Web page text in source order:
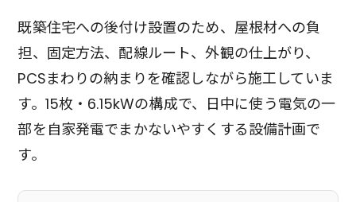
既築住宅への後付け設置のため、屋根材への負
担、固定方法、配線ルート、外観の仕上がり、
PCSまわりの納まりを確認しながら施工していま
す。15枚・6.15kWの構成で、日中に使う電気の一
部を自家発電でまかないやすくする設備計画で
す。